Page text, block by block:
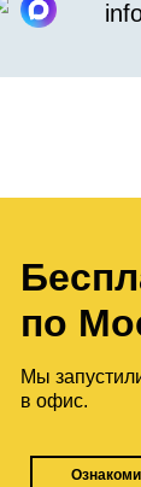
по
Мы
в офис.